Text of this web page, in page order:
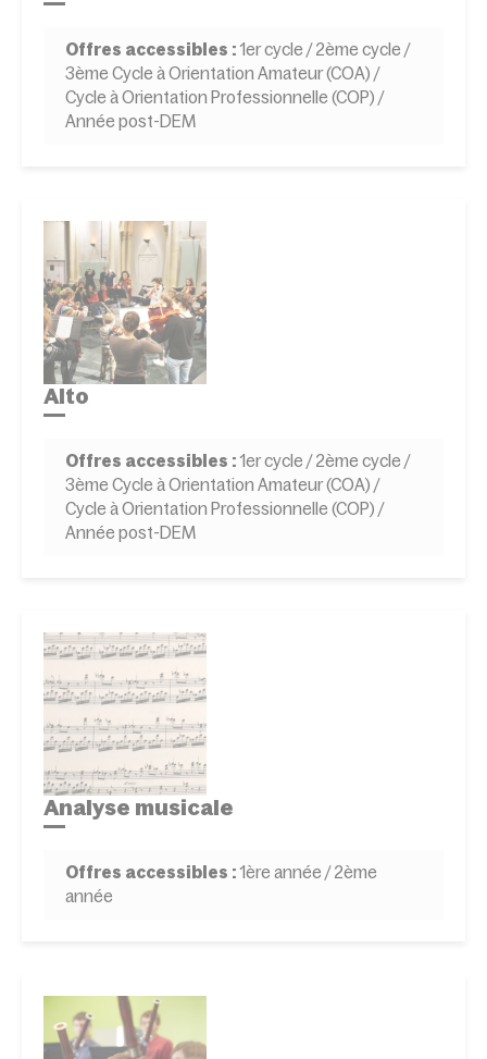
Offres accessibles : 1er cycle / 2ème cycle /
3ème Cycle à Orientation Amateur (COA) /
Cycle à Orientation Professionnelle (COP) /
Année post-DEM
Alto
Offres accessibles : 1er cycle / 2ème cycle /
3ème Cycle à Orientation Amateur (COA) /
Cycle à Orientation Professionnelle (COP) /
Année post-DEM
Analyse musicale
Offres accessibles : 1ère année / 2ème
année